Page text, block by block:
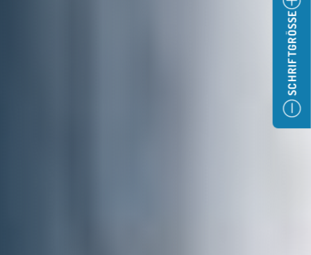
SCHRIFTGRÖSSE